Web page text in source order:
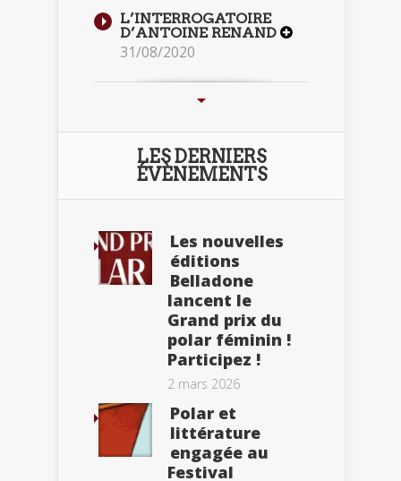
L’INTERROGATOIRE
D’ANTOINE RENAND
31/08/2020
LES DERNIERS
ÉVÈNEMENTS
Les nouvelles
éditions
Belladone
lancent le
Grand prix du
polar féminin !
Participez !
2 mars 2026
Polar et
littérature
engagée au
Festival